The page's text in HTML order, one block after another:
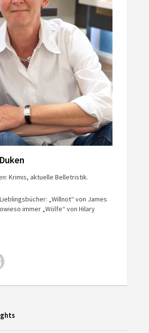
Krimis, aktuelle Belletristik.
„Willnot“ von James
immer „Wölfe“ von Hilary